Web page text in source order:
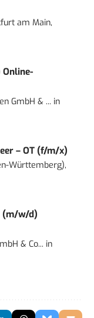
am Main,
GmbH & ... in
– OT (f/m/x)
Württemberg),
(m/w/d)
& Co... in